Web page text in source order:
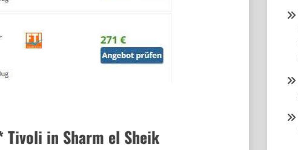
Tivoli in Sharm el Sheik